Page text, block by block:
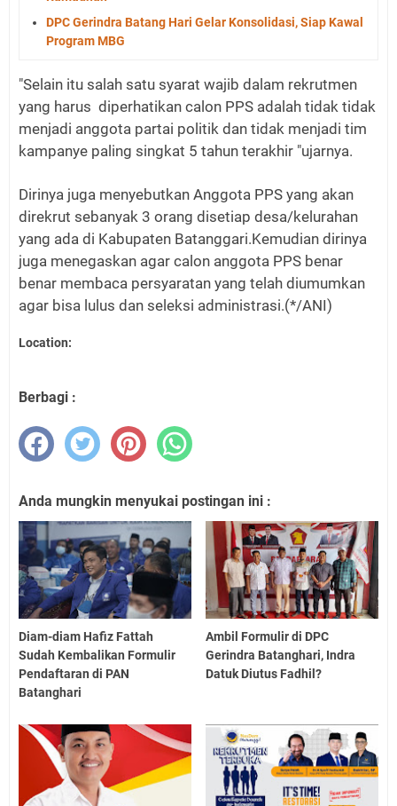
DPC Gerindra Batang Hari Gelar Konsolidasi, Siap Kawal
Program MBG
"Selain itu salah satu syarat wajib dalam rekrutmen
yang harus diperhatikan calon PPS adalah tidak tidak
menjadi anggota partai politik dan tidak menjadi tim
kampanye paling singkat 5 tahun terakhir "ujarnya.
Dirinya juga menyebutkan Anggota PPS yang akan
direkrut sebanyak 3 orang disetiap desa/kelurahan
yang ada di Kabupaten Batanggari.Kemudian dirinya
juga menegaskan agar calon anggota PPS benar
benar membaca persyaratan yang telah diumumkan
agar bisa lulus dan seleksi administrasi.(*/ANI)
Location:
Berbagi :
Anda mungkin menyukai postingan ini :
Diam-diam Hafiz Fattah
Sudah Kembalikan Formulir
Pendaftaran di PAN
Batanghari
Ambil Formulir di DPC
Gerindra Batanghari, Indra
Datuk Diutus Fadhil?